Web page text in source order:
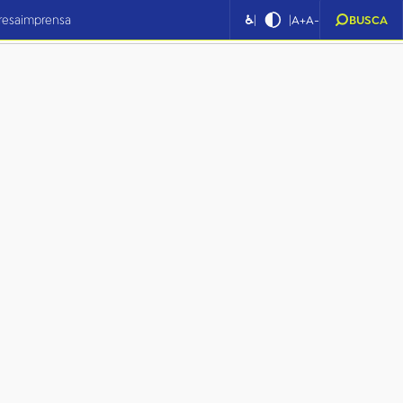
imprensa ♿| |A+A- BUSCA